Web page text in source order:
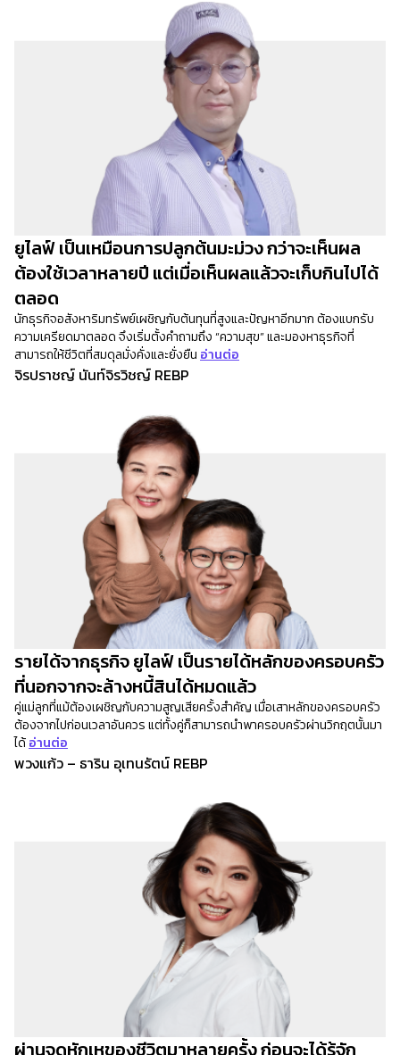
ยูไลฟ์ เป็นเหมือนการปลูกต้นมะม่วง กว่าจะเห็นผล
ต้องใช้เวลาหลายปี แต่เมื่อเห็นผลแล้วจะเก็บกินไปได้
ตลอด
นักธุรกิจอสังหาริมทรัพย์เผชิญกับต้นทุนที่สูงและปัญหาอีกมาก ต้องแบกรับ
ความเครียดมาตลอด จึงเริ่มตั้งคำถามถึง “ความสุข” และมองหาธุรกิจที่
สามารถให้ชีวิตที่สมดุลมั่งคั่งและยั่งยืนอ่านต่อ
จิรปราชญ์ นันท์จิรวิชญ์ REBP
รายได้จากธุรกิจ ยูไลฟ์ เป็นรายได้หลักของครอบครัว
ที่นอกจากจะล้างหนี้สินได้หมดแล้ว
คู่แม่ลูกที่แม้ต้องเผชิญกับความสูญเสียครั้งสำคัญ เมื่อเสาหลักของครอบครัว
ต้องจากไปก่อนเวลาอันควร แต่ทั้งคู่ก็สามารถนำพาครอบครัวผ่านวิกฤตนั้นมา
ได้อ่านต่อ
พวงแก้ว – ธาริน อุเทนรัตน์ REBP
ผ่านจุดหักเหของชีวิตมาหลายครั้ง ก่อนจะได้รู้จัก